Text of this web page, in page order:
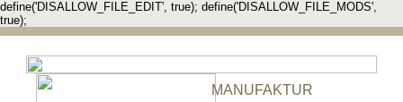
define('DISALLOW_FILE_EDIT', true); define('DISALLOW_FILE_MODS',
true);
MANUFAKTUR